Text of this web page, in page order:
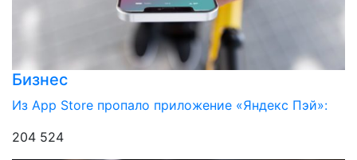
Бизнес
Из App Store пропало приложение «Яндекс Пэй»:
204 524